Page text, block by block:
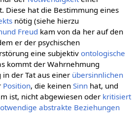
Diese hat die Bestimmung eines
nötig (siehe hierzu
Freud kam von da her auf den
er der psychischen
eine subjektiv ontologische
kommt der Wahrnehmung
der Tat aus einer übersinnlichen
Position, die keinen Sinnhat, und
ist, nicht abgewiesen oder kritisiert
abstrakte Beziehungen